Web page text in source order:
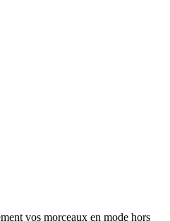
vos morceaux en mode hors